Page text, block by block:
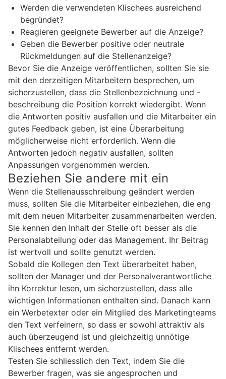
Werden die verwendeten Klischees ausreichend
begründet?
Reagieren geeignete Bewerber auf die Anzeige?
Geben die Bewerber positive oder neutrale
Rückmeldungen auf die Stellenanzeige?
Bevor Sie die Anzeige veröffentlichen, sollten Sie sie
mit den derzeitigen Mitarbeitern besprechen, um
sicherzustellen, dass die Stellenbezeichnung und -
beschreibung die Position korrekt wiedergibt. Wenn
die Antworten positiv ausfallen und die Mitarbeiter ein
gutes Feedback geben, ist eine Überarbeitung
möglicherweise nicht erforderlich. Wenn die
Antworten jedoch negativ ausfallen, sollten
Anpassungen vorgenommen werden.
Beziehen Sie andere mit ein
Wenn die Stellenausschreibung geändert werden
muss, sollten Sie die Mitarbeiter einbeziehen, die eng
mit dem neuen Mitarbeiter zusammenarbeiten werden.
Sie kennen den Inhalt der Stelle oft besser als die
Personalabteilung oder das Management. Ihr Beitrag
ist wertvoll und sollte genutzt werden.
Sobald die Kollegen den Text überarbeitet haben,
sollten der Manager und der Personalverantwortliche
ihn Korrektur lesen, um sicherzustellen, dass alle
wichtigen Informationen enthalten sind. Danach kann
ein Werbetexter oder ein Mitglied des Marketingteams
den Text verfeinern, so dass er sowohl attraktiv als
auch überzeugend ist und gleichzeitig unnötige
Klischees entfernt werden.
Testen Sie schliesslich den Text, indem Sie die
Bewerber fragen, was sie angesprochen und